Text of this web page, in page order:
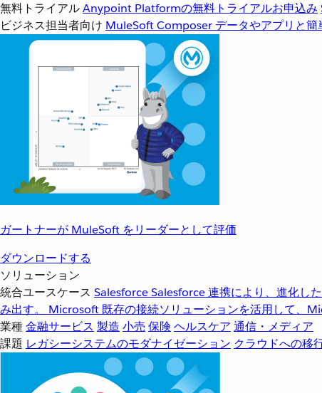
無料トライアルAnypoint Platformの無料トライアルお申込み
ビジネス担当者向け MuleSoft Composer データやアプリと簡
ガートナーが MuleSoft をリーダーとして評価
ダウンロードする
ソリューション
統合ユースケース SalesforceSalesforce 連携により、進化し
み出す。
Microsoft 既存の接続ソリューションを活用して、
業種金融サービス 製造 小売 保険 ヘルスケア 通信・メディア
課題 レガシーシステムのモダナイゼーション クラウドへの移